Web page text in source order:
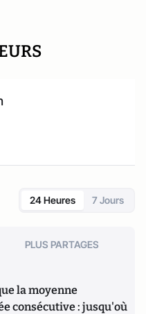
24 Heures 7 Jours
PLUS PARTAGES
la moyenne
consécutive : jusqu'où